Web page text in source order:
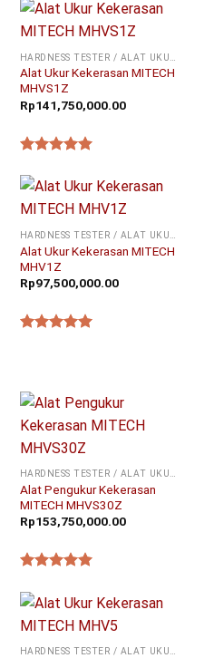
Alat Ukur Kekerasan MITECH
MHVS1Z
Rp141,750,000.00
Alat Ukur Kekerasan MITECH
MHV1Z
Rp97,500,000.00
Alat Pengukur Kekerasan
MITECH MHVS30Z
Rp153,750,000.00
HARDNESS TESTER / ALAT UKUR KEKERASAN